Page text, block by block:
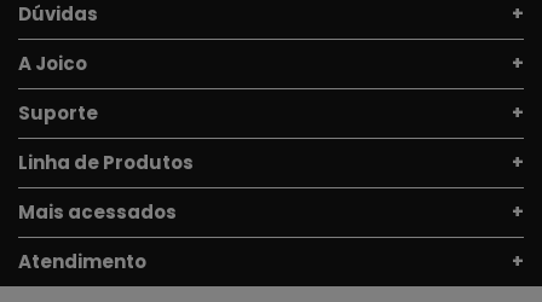
Dúvidas
A Joico
Suporte
Linha de Produtos
Mais acessados
Atendimento